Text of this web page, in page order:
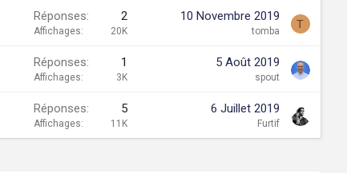
Réponses 2
Affichages 20K
10 Novembre 2019
tomba
T
Réponses 1
Affichages 3K
5 Août 2019
spout
Réponses 5
Affichages 11K
6 Juillet 2019
Furtif